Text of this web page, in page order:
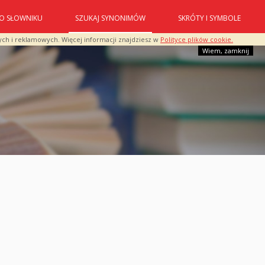
i reklamowych. Więcej informacji znajdziesz w Polityce plików cookie.
Wiem, zamknij
O SŁOWNIKU SZUKAJ SYNONIMÓW SKRÓTY I SYMBOLE